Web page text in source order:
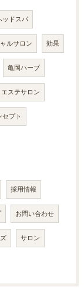
ッドスパ
ルサロン 効果
亀岡ハーブ
エステサロン
セプト
採用情報
お問い合わせ
サロン